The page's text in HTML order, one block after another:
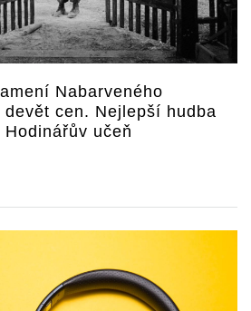
Nabarveného
cen. Nejlepší hudba
učeň